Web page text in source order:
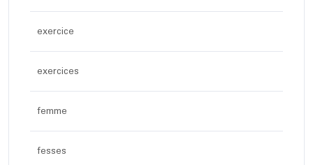
exercice
exercices
femme
fesses